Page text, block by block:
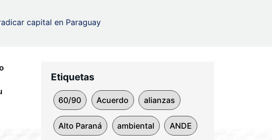
capital en Paraguay
Etiquetas
60/90 Acuerdo alianzas
Alto Paraná ambiental ANDE